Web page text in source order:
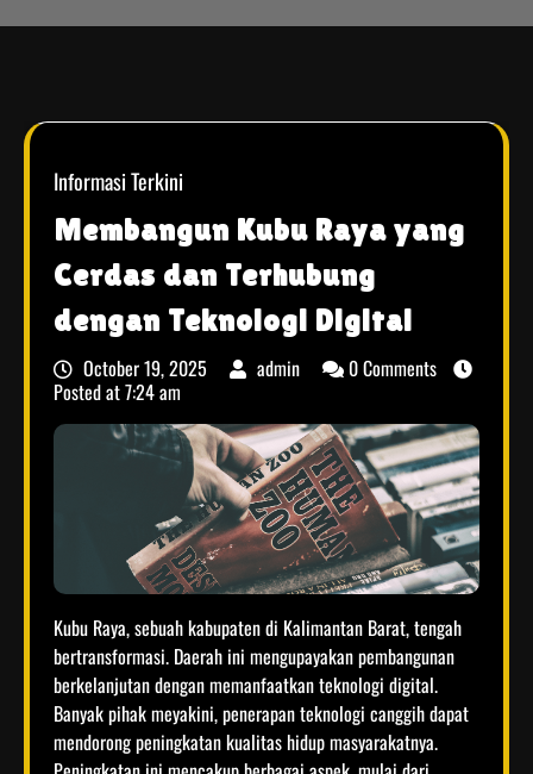
Informasi Terkini
Membangun Kubu Raya yang
Cerdas dan Terhubung
dengan Teknologi Digital
October 19, 2025 admin
0 Comments
Posted at7:24 am
Kubu Raya, sebuah kabupaten di Kalimantan Barat, tengah
bertransformasi. Daerah ini mengupayakan pembangunan
berkelanjutan dengan memanfaatkan teknologi digital.
Banyak pihak meyakini, penerapan teknologi canggih dapat
mendorong peningkatan kualitas hidup masyarakatnya.